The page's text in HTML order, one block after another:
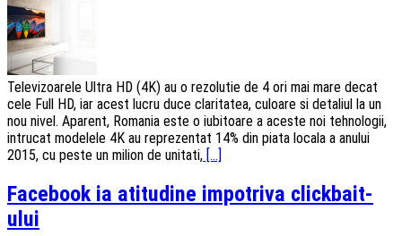
Televizoarele Ultra HD (4K) au o rezolutie de 4 ori mai mare decat
cele Full HD, iar acest lucru duce claritatea, culoare si detaliul la un
nou nivel. Aparent, Romania este o iubitoare a aceste noi tehnologii,
intrucat modelele 4K au reprezentat 14% din piata locala a anului
2015, cu peste un milion de unitati, [...]
Facebook ia atitudine impotriva clickbait-
ului